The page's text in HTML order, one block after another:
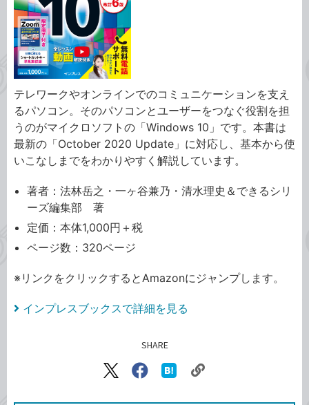
テレワークやオンラインでのコミュニケーションを支え
るパソコン。そのパソコンとユーザーをつなぐ役割を担
うのがマイクロソフトの「Windows 10」です。本書は
最新の「October 2020 Update」に対応し、基本から使
いこなしまでをわかりやすく解説しています。
著者：法林岳之・一ヶ谷兼乃・清水理史＆できるシリ
ーズ編集部 著
定価：本体1,000円＋税
ページ数：320ページ
※リンクをクリックするとAmazonにジャンプします。
インプレスブックスで詳細を見る
SHARE
X（旧
で
Facebook
シ
な
ク